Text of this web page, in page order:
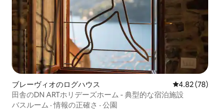
ブレーヴィオのログハウス レビュー78
4.82 (78)
田舎のDN ARTホリデーズホーム - 典型的な宿泊施設
バスルーム ·情報の正確さ · 公園